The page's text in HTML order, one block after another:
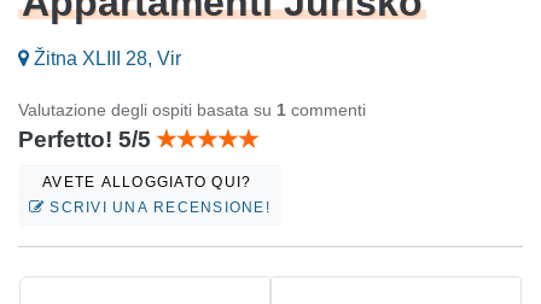
Žitna XLIII 28, Vir
Valutazione degli ospiti basata su 1 commenti
Perfetto! 5/5
AVETE ALLOGGIATO QUI?
SCRIVI UNA RECENSIONE!